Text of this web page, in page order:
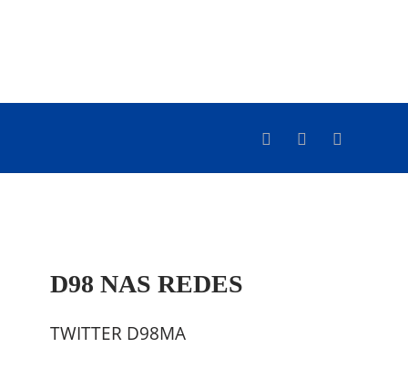
D98 NAS REDES
TWITTER D98MA